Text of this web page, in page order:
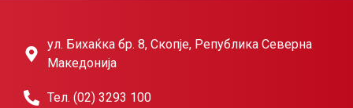
ул. Бихаќка бр. 8, Скопје, Република Северна
Македонија
Тел. (02) 3293 100